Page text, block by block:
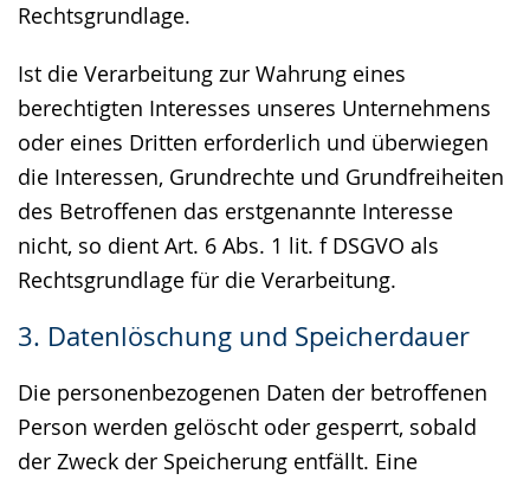
Rechtsgrundlage.
Ist die Verarbeitung zur Wahrung eines
berechtigten Interesses unseres Unternehmens
oder eines Dritten erforderlich und überwiegen
die Interessen, Grundrechte und Grundfreiheiten
des Betroffenen das erstgenannte Interesse
nicht, so dient Art. 6 Abs. 1 lit. f DSGVO als
Rechtsgrundlage für die Verarbeitung.
3. Datenlöschung und Speicherdauer
Die personenbezogenen Daten der betroffenen
Person werden gelöscht oder gesperrt, sobald
der Zweck der Speicherung entfällt. Eine